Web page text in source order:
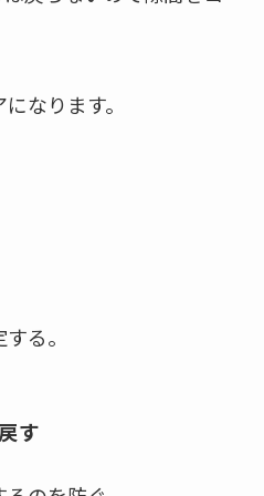
なります。
る。
す